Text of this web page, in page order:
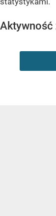
Aktywność